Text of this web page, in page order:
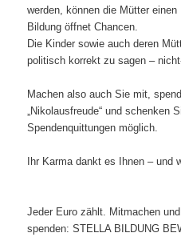
werden, können die Mütter einen
Bildung öffnet Chancen.
Die Kinder sowie auch deren
politisch korrekt zu sagen –
Machen also auch Sie mit,
„Nikolausfreude“ und schenken
Spendenquittungen möglich.
Ihr Karma dankt es Ihnen – und
Jeder Euro zählt. Mitmachen
spenden: STELLA BILDUNG